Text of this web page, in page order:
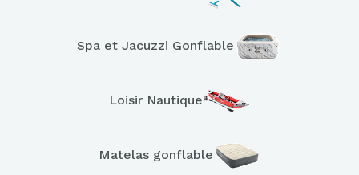
Spa et Jacuzzi Gonflable
Loisir Nautique
Matelas gonflable